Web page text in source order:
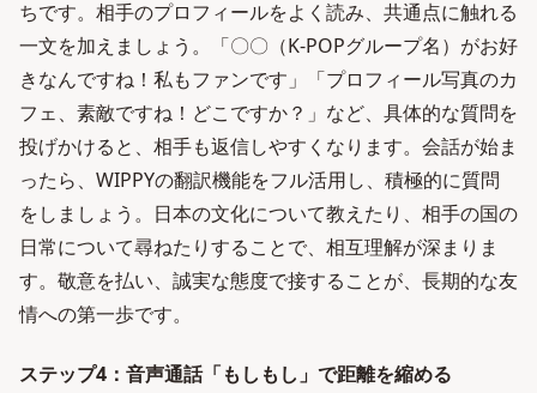
ちです。相手のプロフィールをよく読み、共通点に触れる
一文を加えましょう。「〇〇（K-POPグループ名）がお好
きなんですね！私もファンです」「プロフィール写真のカ
フェ、素敵ですね！どこですか？」など、具体的な質問を
投げかけると、相手も返信しやすくなります。会話が始ま
ったら、WIPPYの翻訳機能をフル活用し、積極的に質問
をしましょう。日本の文化について教えたり、相手の国の
日常について尋ねたりすることで、相互理解が深まりま
す。敬意を払い、誠実な態度で接することが、長期的な友
情への第一歩です。
ステップ4：音声通話「もしもし」で距離を縮める